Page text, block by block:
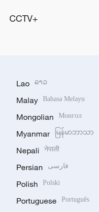
CCTV+
Lao ລາວ
Malay Bahasa Melayu
Mongolian Монгол
Myanmar မြန်မာဘာသာ
Nepali नेपाली
Persian فارسی
Polish Polski
Portuguese Português